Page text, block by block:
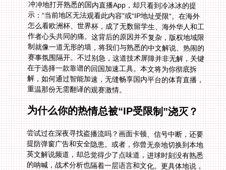
重温那份无需翻译的观赛激情。
为什么你的热情总被“IP受限制”浇灭？
尝试过在深夜寻找盗播流吗？画面卡顿、信号中断，还要
提防弹窗广告和安全隐患。或者，你曾无奈地切换到本地
英文解说频道，却总觉得少了点味道，进球时刻没有熟悉
的呐喊，战术分析也隔着一层语言和文化。更具体地说，